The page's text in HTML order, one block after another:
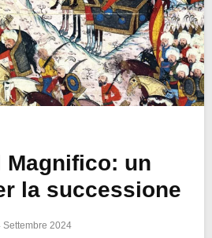
Magnifico: un
la successione
Settembre 2024